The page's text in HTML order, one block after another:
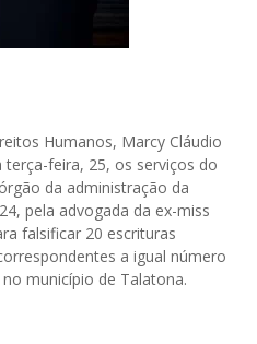
Humanos, Marcy Cláudio
feira, 25, os serviços do
da administração da
pela advogada da ex-miss
falsificar 20 escrituras
a igual número
município de Talatona.